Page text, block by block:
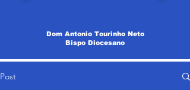
Dom Antonio Tourinho Neto
Bispo Diocesano
Post